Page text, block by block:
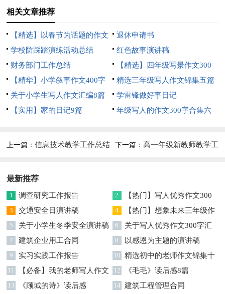
相关文章推荐
【精选】以春节为话题的作文
锦集8篇
退休申请书
学校防踩踏演练活动总结
红色故事演讲稿
财务部门工作总结
【精选】四年级写景作文300
字集合五篇
【精华】小学叙事作文400字
集锦九篇
精选三年级写人作文锦集五篇
关于小学生写人作文汇编8篇
学雷锋做好事日记
【实用】家的日记9篇
年级写人的作文300字合集六
上一篇：信息技术教学工作总结 下一篇： 高一年级新教师教学工
最新推荐
1 调查研究工作报告 2
【热门】写人优秀作文300
字集合7篇
3 交通安全日演讲稿 4
【热门】想象未来三年级作
文汇编7篇
5 关于小学生冬季安全演讲稿 6
关于写人优秀作文300字汇
编六篇
7 建筑企业用工合同 8 以感恩为主题的演讲稿
9 实习实践工作报告 10 精选初中的老师作文锦集十
篇
11
【必备】我的老师写人作文
集合八篇
12 《毛毛》读后感8篇
13 《顾城的诗》读后感 14 建筑工程管理合同